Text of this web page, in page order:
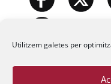
Utilitzem galetes per